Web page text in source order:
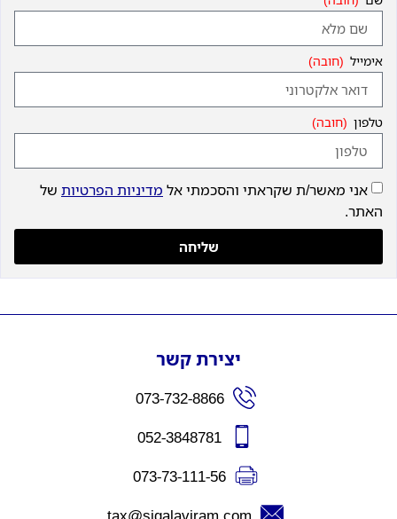
אימייל
טלפון
אני מאשר/ת שקראתי והסכמתי אל מדיניות הפרטיות של
האתר.
שליחה
יצירת קשר
073-732-8866
052-3848781
073-73-111-56
tax@sigalaviram.com